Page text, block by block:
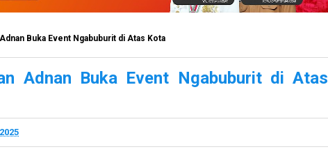
Buka Event Ngabuburit di Atas Kota
Adnan Buka Event Ngabuburit di Atas